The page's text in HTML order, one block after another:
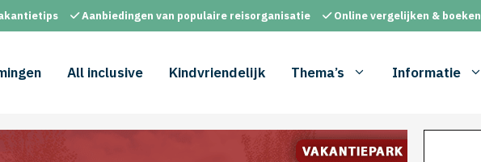
Aanbiedingen van populaire reisorganisatie Online vergelijken & boeken
All inclusive Kindvriendelijk Thema’s Informatie